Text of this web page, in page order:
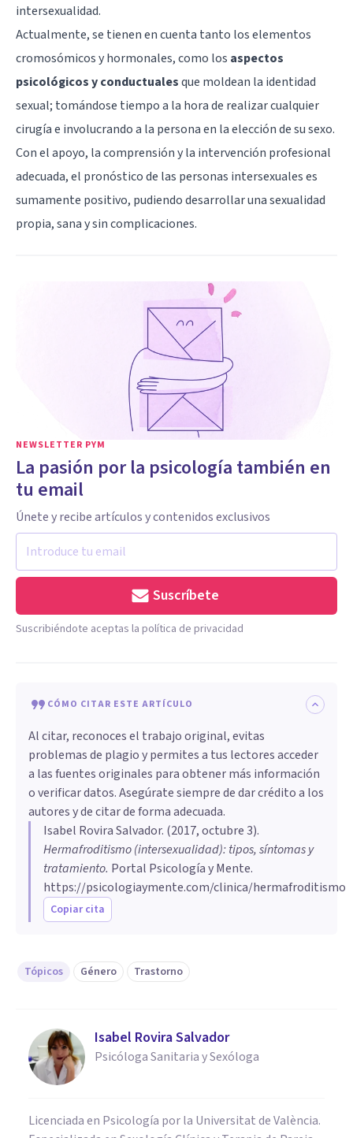
intersexualidad.
Actualmente, se tienen en cuenta tanto los elementos
cromosómicos y hormonales, como los aspectos
psicológicos y conductualesque moldean la identidad
sexual; tomándose tiempo a la hora de realizar cualquier
cirugía e involucrando a la persona en la elección de su sexo.
Con el apoyo, la comprensión y la intervención profesional
adecuada, el pronóstico de las personas intersexuales es
sumamente positivo, pudiendo desarrollar una sexualidad
propia, sana y sin complicaciones.
NEWSLETTER PYM
La pasión por la psicología también en
tu email
Únete y recibe artículos y contenidos exclusivos
Suscríbete
Suscribiéndote aceptas la política de privacidad
CÓMO CITAR ESTE ARTÍCULO
Al citar, reconoces el trabajo original, evitas
problemas de plagio y permites a tus lectores acceder
a las fuentes originales para obtener más información
o verificar datos. Asegúrate siempre de dar crédito a los
autores y de citar de forma adecuada.
Isabel Rovira Salvador. (2017, octubre 3).
Hermafroditismo (intersexualidad): tipos, síntomas y
tratamiento. Portal Psicología y Mente.
https://psicologiaymente.com/clinica/hermafroditismo
Copiar cita
Tópicos Género Trastorno
Isabel Rovira Salvador
Psicóloga Sanitaria y Sexóloga
Licenciada en Psicología por la Universitat de València.